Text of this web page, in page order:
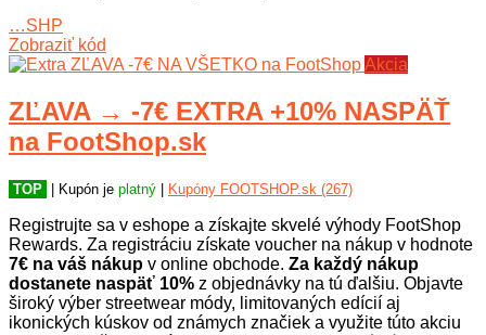
…SHP
Zobraziť kód
Akcia
ZĽAVA → -7€ EXTRA +10% NASPÄŤ
na FootShop.sk
TOP | Kupón je platný Kupóny FOOTSHOP.sk (267)
Registrujte sa v eshope a získajte skvelé výhody FootShop
Rewards. Za registráciu získate voucher na nákup v hodnote
7€ na váš nákup v online obchode. Za každý nákup
dostanete naspäť 10% z objednávky na tú ďalšiu. Objavte
široký výber streetwear módy, limitovaných edícií aj
ikonických kúskov od známych značiek a využite túto akciu